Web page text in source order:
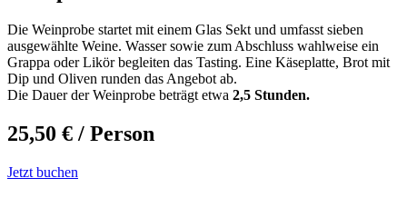
Die Weinprobe startet mit einem Glas Sekt und umfasst sieben
ausgewählte Weine. Wasser sowie zum Abschluss wahlweise ein
Grappa oder Likör begleiten das Tasting. Eine Käseplatte, Brot mit
Dip und Oliven runden das Angebot ab.
Die Dauer der Weinprobe beträgt etwa 2,5 Stunden.
25,50 € / Person
Jetzt buchen